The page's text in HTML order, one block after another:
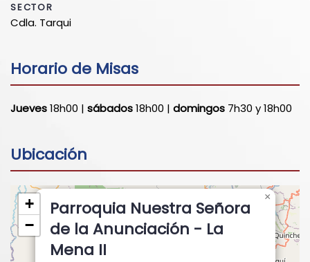
SECTOR
Cdla. Tarqui
Horario de Misas
Jueves18h00 | sábados18h00 | domingos 7h30 y 18h00
Ubicación
Parroquia Nuestra Señora
de la Anunciación - La
Mena II
×
+
−